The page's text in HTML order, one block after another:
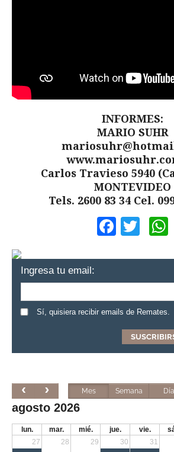
INFORMES:
MARIO SUHR
Carlos Travieso 5940
MONTEVIDEO
Tels. 2600 83 34 Cel.
Ingresa tu email:
Sí, quisiera recibir emails de Remates.
Mes Semana Día
agosto 2026
lun. mar. mié. jue. vie.
27
28 29 30 31